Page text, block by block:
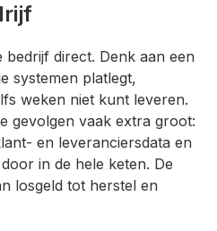
direct. Denk aan een
systemen platlegt,
weken niet kunt leveren.
gevolgen vaak extra groot:
en leveranciersdata en
in de hele keten. De
losgeld tot herstel en